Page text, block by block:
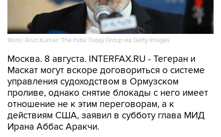
Фото: Arun Kumar/ The India Today Group via Getty Images
Москва. 8 августа. INTERFAX.RU - Тегеран и
управления судоходством в Ормузском
проливе, однако снятие блокады с него имеет
отношение не к этим переговорам, а к
действиям США, заявил в субботу глава МИД
Ирана Аббас Аракчи.
"Переговоры с Оманом относительно